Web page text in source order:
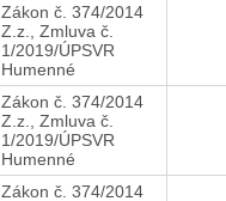
Zákon č. 374/2014
Z.z., Zmluva č.
1/2019/ÚPSVR
Humenné
Zákon č. 374/2014
Z.z., Zmluva č.
1/2019/ÚPSVR
Humenné
Zákon č. 374/2014